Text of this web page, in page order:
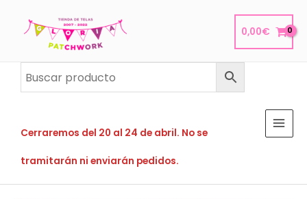
0,00€
Cerraremos del 20 al 24 de abril. No se
tramitarán ni enviarán pedidos.